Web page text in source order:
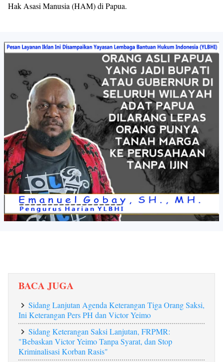
Hak Asasi Manusia (HAM) di Papua.
BACA JUGA
Sidang Lanjutan Agenda Keterangan Tiga Orang Saksi,
Ini Keterangan Pers PH dan Victor Yeimo
Sidang Keterangan Saksi Lanjutan, FRPMR:
"Bebaskan Victor Yeimo Tanpa Syarat, dan Stop
Kriminalisasi Korban Rasis"